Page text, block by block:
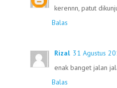
kerennn, patut
Balas
Rizal 31 Agustus
enak banget jalan
Balas